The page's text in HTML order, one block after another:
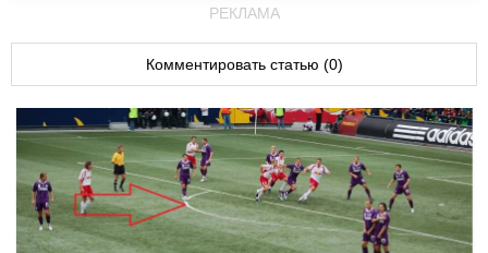
РЕКЛАМА
Комментировать статью (0)